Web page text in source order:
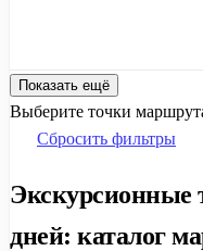
Показать ещё
Выберите точки
Сбросить фильтры
Экскурсионные
дней: каталог